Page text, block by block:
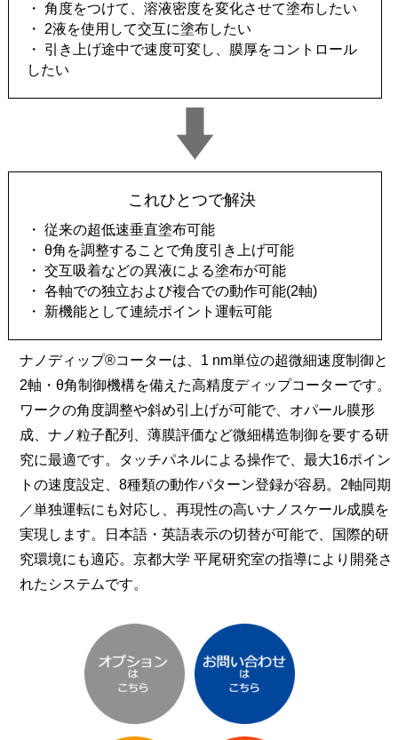
・ 角度をつけて、溶液密度を変化させて塗布したい
・ 2液を使用して交互に塗布したい
・ 引き上げ途中で速度可変し、膜厚をコントロール
したい
これひとつで解決
・ 従来の超低速垂直塗布可能
・ θ角を調整することで角度引き上げ可能
・ 交互吸着などの異液による塗布が可能
・ 各軸での独立および複合での動作可能(2軸)
・ 新機能として連続ポイント運転可能
ナノディップ®コーターは、1 nm単位の超微細速度制御と
2軸・θ角制御機構を備えた高精度ディップコーターです。
ワークの角度調整や斜め引上げが可能で、オパール膜形
成、ナノ粒子配列、薄膜評価など微細構造制御を要する研
究に最適です。タッチパネルによる操作で、最大16ポイン
トの速度設定、8種類の動作パターン登録が容易。2軸同期
／単独運転にも対応し、再現性の高いナノスケール成膜を
実現します。日本語・英語表示の切替が可能で、国際的研
究環境にも適応。京都大学 平尾研究室の指導により開発さ
れたシステムです。